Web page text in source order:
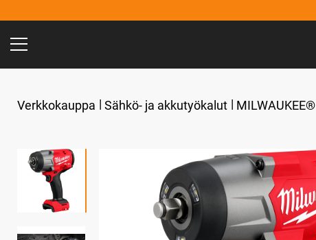
Verkkokauppa Sähkö- ja akkutyökalut MILWAUKEE®